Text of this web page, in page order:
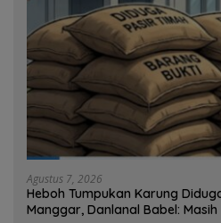
Agustus 7, 2026
Heboh Tumpukan Karung
Manggar, Danlanal Babel: